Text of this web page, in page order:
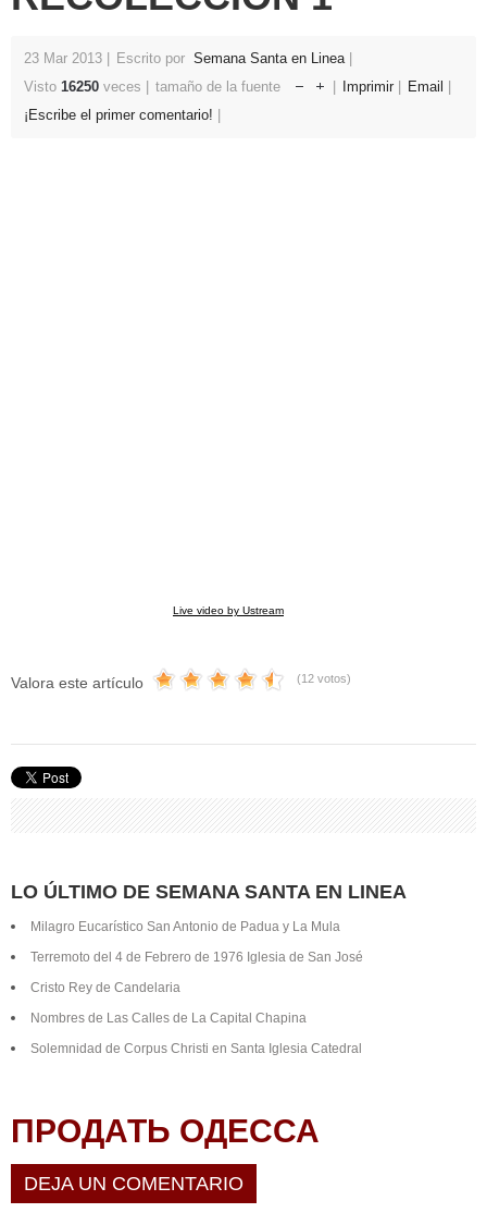
23 Mar 2013 Escrito por Semana Santa en Linea
Visto 16250 veces tamaño de la fuente Imprimir
Email
¡Escribe el primer comentario!
Live video by Ustream
Valora este artículo (12 votos)
LO ÚLTIMO DE SEMANA SANTA EN LINEA
Milagro Eucarístico San Antonio de Padua y La Mula
Terremoto del 4 de Febrero de 1976 Iglesia de San José
Cristo Rey de Candelaria
Nombres de Las Calles de La Capital Chapina
Solemnidad de Corpus Christi en Santa Iglesia Catedral
ПРОДАТЬ ОДЕССА
DEJA UN COMENTARIO